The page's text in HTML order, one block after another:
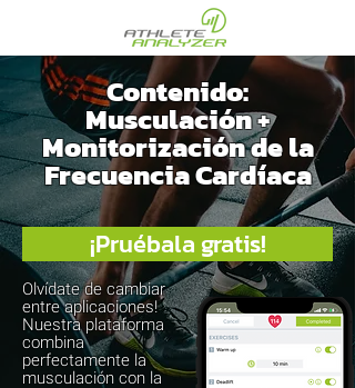
Contenido:
Musculación +
Monitorización de la
Frecuencia Cardíaca
¡Pruébala gratis!
Olvídate de cambiar
entre aplicaciones!
Nuestra plataforma
combina
perfectamente la
musculación con la